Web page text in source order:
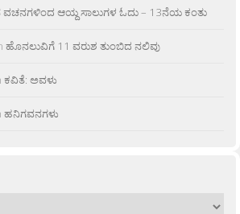
ವಚನಗಳಿಂದ ಆಯ್ದ ಸಾಲುಗಳ ಓದು – 13ನೆಯ ಕಂತು
ಹೊನಲುವಿಗೆ 11 ವರುಶ ತುಂಬಿದ ನಲಿವು
ಕವಿತೆ: ಅವಳು
ಹನಿಗವನಗಳು